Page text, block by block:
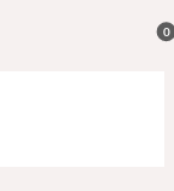
0